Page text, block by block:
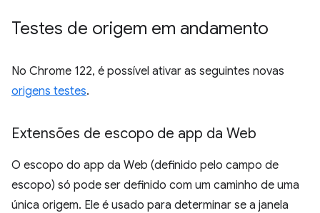
Testes de origem em andamento
No Chrome 122, é possível ativar as seguintes novas
origens testes.
Extensões de escopo de app da Web
O escopo do app da Web (definido pelo campo de
escopo) só pode ser definido com um caminho de uma
única origem. Ele é usado para determinar se a janela